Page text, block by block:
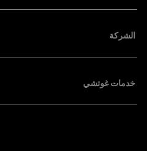
الشركة
خدمات غوتشي